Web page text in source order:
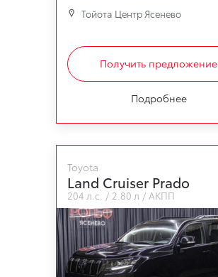
Тойота Центр Ясенево
Получить предложение
Подробнее
Toyota
Land Cruiser Prado
204 л.с. 2.80 л АКПП